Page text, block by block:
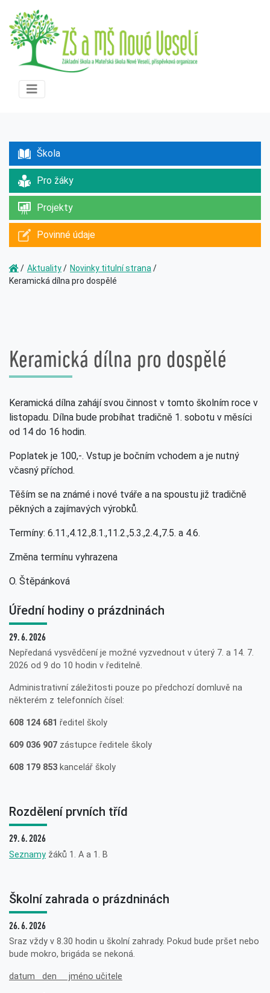
Škola
Pro žáky
Projekty
Povinné údaje
Aktuality
Novinky titulní strana
Keramická dílna pro dospělé
Keramická dílna pro dospělé
Keramická dílna zahájí svou činnost v tomto školním roce v
listopadu. Dílna bude probíhat tradičně 1. sobotu v měsíci
od 14 do 16 hodin.
Poplatek je 100,-. Vstup je bočním vchodem a je nutný
včasný příchod.
Těším se na známé i nové tváře a na spoustu již tradičně
pěkných a zajímavých výrobků.
Termíny: 6.11.,4.12.,8.1.,11.2.,5.3.,2.4.,7.5. a 4.6.
Změna termínu vyhrazena
O. Štěpánková
Úřední hodiny o prázdninách
29. 6. 2026
Nepředaná vysvědčení je možné vyzvednout v úterý 7. a 14. 7.
2026 od 9 do 10 hodin v ředitelně.
Administrativní záležitosti pouze po předchozí domluvě na
některém z telefonních čísel:
608 124 681 ředitel školy
609 036 907 zástupce ředitele školy
608 179 853 kancelář školy
Rozdělení prvních tříd
29. 6. 2026
Seznamy žáků 1. A a 1. B
Školní zahrada o prázdninách
26. 6. 2026
Sraz vždy v 8.30 hodin u školní zahrady. Pokud bude pršet nebo
bude mokro, brigáda se nekoná.
datum den jméno učitele